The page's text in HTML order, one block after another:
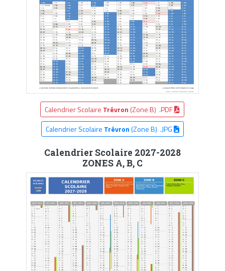
Calendrier Scolaire Trévron (Zone B) .PDF
Calendrier Scolaire Trévron(Zone B) .JPG
Calendrier Scolaire 2027-2028
ZONES A, B, C